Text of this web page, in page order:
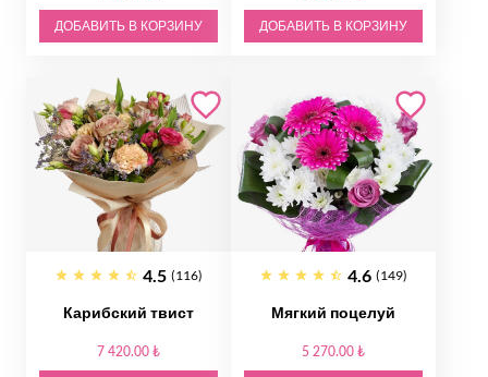
ДОБАВИТЬ В КОРЗИНУ ДОБАВИТЬ В КОРЗИНУ
4.5 (116)
Карибский твист
7 420.00 ₺
4.6 (149)
Мягкий поцелуй
5 270.00 ₺